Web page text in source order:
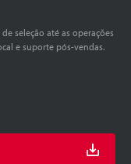
seleção até as operações
e suporte pós-vendas.